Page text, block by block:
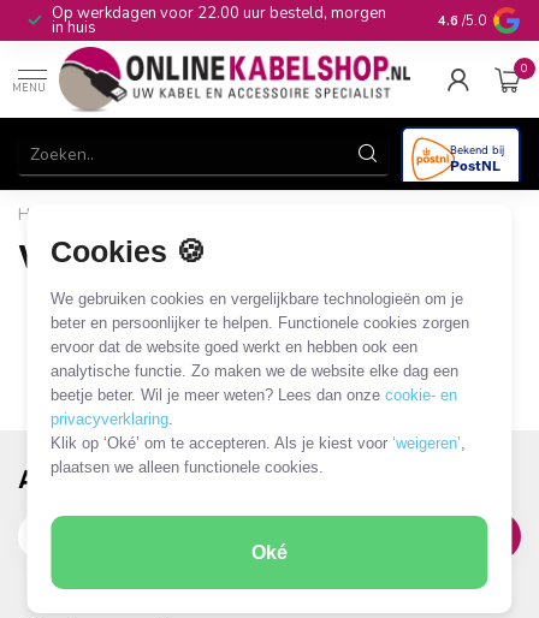
Cookies 🍪
We gebruiken cookies en vergelijkbare technologieën om je
beter en persoonlijker te helpen. Functionele cookies zorgen
ervoor dat de website goed werkt en hebben ook een
analytische functie. Zo maken we de website elke dag een
beetje beter. Wil je meer weten? Lees dan onzecookie- en
privacyverklaring.
Klik op ‘Oké’ om te accepteren. Als je kiest voor‘weigeren’,
plaatsen we alleen functionele cookies.
Oké
Op werkdagen voor 22.00 uur besteld, morgen
in huis 10+jaar
4.6 /5.0
MENU
0
Home
Verbatim
0 PRODUCTEN
Abonneer je op onze nieuwsbrief!